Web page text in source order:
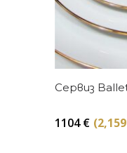
Сервиз
1104€